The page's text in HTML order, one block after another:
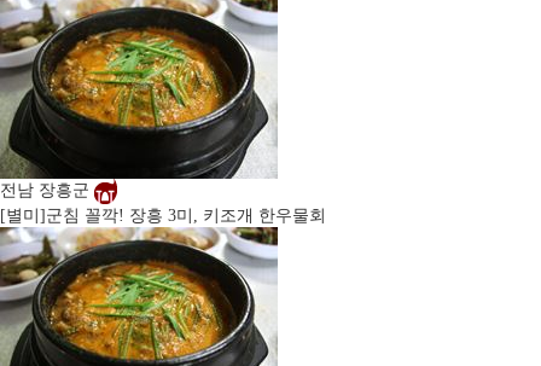
전남 장흥군
[별미] 군침 꼴깍! 장흥 3미, 키조개 한우물회